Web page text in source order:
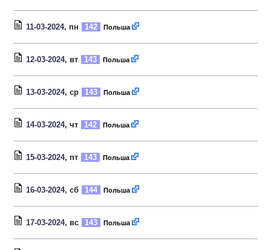
11-03-2024, пн 142 Польша
12-03-2024, вт 143 Польша
13-03-2024, ср 143 Польша
14-03-2024, чт 142 Польша
15-03-2024, пт 143 Польша
16-03-2024, сб 144 Польша
17-03-2024, вс 143 Польша